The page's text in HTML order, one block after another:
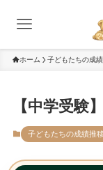
ホーム 子どもたちの成
【中学受験
子どもたちの成績推移